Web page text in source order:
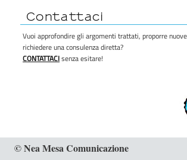
Contattaci
Vuoi approfondire gli argomenti trattati, proporre
richiedere una consulenza diretta?
CONTATTACIsenza esitare!
© Nea Mesa Comunicazione